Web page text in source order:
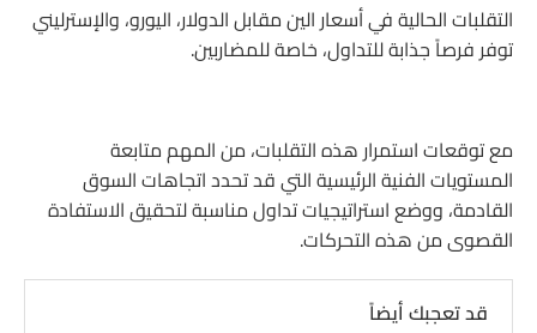
التقلبات الحالية في أسعار الين مقابل الدولار، اليورو، والإسترليني
توفر فرصاً جذابة للتداول، خاصة للمضاربين.
مع توقعات استمرار هذه التقلبات، من المهم متابعة
المستويات الفنية الرئيسية التي قد تحدد اتجاهات السوق
القادمة، ووضع استراتيجيات تداول مناسبة لتحقيق الاستفادة
القصوى من هذه التحركات.
قد تعجبك أيضاً